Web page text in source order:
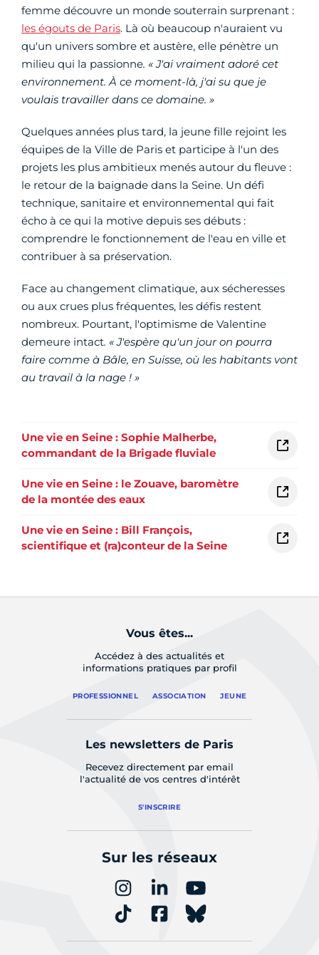
femme découvre un monde souterrain surprenant :
les égouts de Paris. Là où beaucoup n'auraient vu
qu'un univers sombre et austère, elle pénètre un
milieu qui la passionne. « J'ai vraiment adoré cet
environnement. À ce moment-là, j'ai su que je
voulais travailler dans ce domaine. »
Quelques années plus tard, la jeune fille rejoint les
équipes de la Ville de Paris et participe à l'un des
projets les plus ambitieux menés autour du fleuve :
le retour de la baignade dans la Seine. Un défi
technique, sanitaire et environnemental qui fait
écho à ce qui la motive depuis ses débuts :
comprendre le fonctionnement de l'eau en ville et
contribuer à sa préservation.
Face au changement climatique, aux sécheresses
ou aux crues plus fréquentes, les défis restent
nombreux. Pourtant, l'optimisme de Valentine
demeure intact. « J'espère qu'un jour on pourra
faire comme à Bâle, en Suisse, où les habitants vont
au travail à la nage ! »
Une vie en Seine : Sophie Malherbe,
commandant de la Brigade fluviale
Une vie en Seine : le Zouave, baromètre
de la montée des eaux
Une vie en Seine : Bill François,
scientifique et (ra)conteur de la Seine
Vous êtes...
Accédez à des actualités et
informations pratiques par profil
PROFESSIONNEL ASSOCIATION JEUNE
Les newsletters de Paris
Recevez directement par email
l'actualité de vos centres d'intérêt
S'INSCRIRE
Sur les réseaux